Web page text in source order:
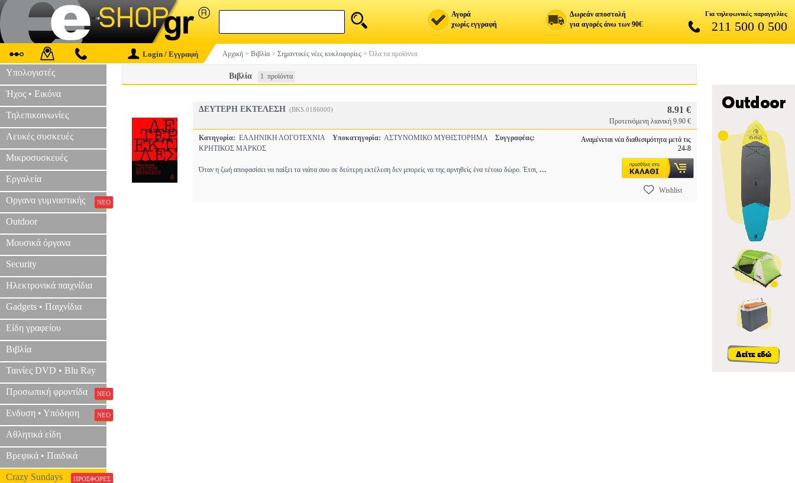
Αγορά
χωρίς εγγραφή
Δωρεάν αποστολή
για αγορές άνω των 90€
Για τηλεφωνικές παραγγελίες
211 500 0 500
Login / Εγγραφή Αρχική > Βιβλία > Σημαντικές νέες κυκλοφορίες >Όλα τα προϊόντα
Υπολογιστές
Ήχος • Εικόνα
Τηλεπικοινωνίες
Λευκές συσκευές
Μικροσυσκευές
Εργαλεία
Οργανα γυμναστικής ΝΕΟ
Outdoor
Μουσικά όργανα
Security
Ηλεκτρονικά παιχνίδια
Gadgets • Παιχνίδια
Είδη γραφείου
Βιβλία
Ταινίες DVD • Blu Ray
Προσωπική φροντίδα ΝΕΟ
Ενδυση • Υπόδηση ΝΕΟ
Αθλητικά είδη
Βρεφικά • Παιδικά
Crazy Sundays ΠΡΟΣΦΟΡΕΣ
Βιβλία 1 προϊόντα
ΔΕΥΤΕΡΗ ΕΚΤΕΛΕΣΗ (BKS.0186000) 8.91 €
Προτεινόμενη λιανική 9.90 €
Κατηγορία: ΕΛΛΗΝΙΚΗ ΛΟΓΟΤΕΧΝΙΑ Υποκατηγορία: ΑΣΤΥΝΟΜΙΚΟ ΜΥΘΙΣΤΟΡΗΜΑ Συγγραφέας:
ΚΡΗΤΙΚΟΣ ΜΑΡΚΟΣ
Όταν η ζωή αποφασίσει να παίξει τα νιάτα σου σε δεύτερη εκτέλεση δεν μπορείς να της αρνηθείς ένα τέτοιο δώρο. Έτσι, ...
Αναμένεται νέα διαθεσιμότητα μετά τις
24-8
Wishlist